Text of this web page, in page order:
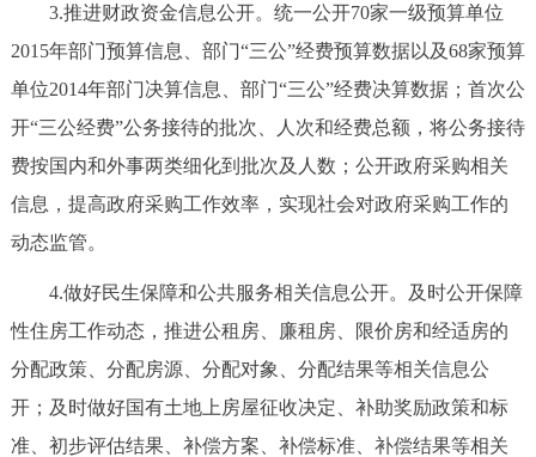
3.推进财政资金信息公开。统一公开70家一级预算单位
2015年部门预算信息、部门“三公”经费预算数据以及68家预算
单位2014年部门决算信息、部门“三公”经费决算数据；首次公
开“三公经费”公务接待的批次、人次和经费总额，将公务接待
费按国内和外事两类细化到批次及人数；公开政府采购相关
信息，提高政府采购工作效率，实现社会对政府采购工作的
动态监管。
4.做好民生保障和公共服务相关信息公开。及时公开保障
性住房工作动态，推进公租房、廉租房、限价房和经适房的
分配政策、分配房源、分配对象、分配结果等相关信息公
开；及时做好国有土地上房屋征收决定、补助奖励政策和标
准、初步评估结果、补偿方案、补偿标准、补偿结果等相关